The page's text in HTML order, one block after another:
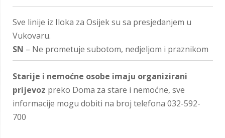
Sve linije iz Iloka za Osijek su sa presjedanjem u
Vukovaru.
SN – Ne prometuje subotom, nedjeljom i praznikom
Starije i nemoćne osobe imaju organizirani
prijevoz preko Doma za stare i nemoćne, sve
informacije mogu dobiti na broj telefona 032-592-
700